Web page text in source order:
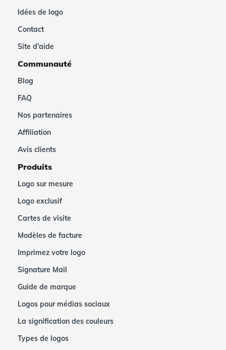
Idées de logo
Contact
Site d'aide
Communauté
Blog
FAQ
Nos partenaires
Affiliation
Avis clients
Produits
Logo sur mesure
Logo exclusif
Cartes de visite
Modèles de facture
Imprimez votre logo
Signature Mail
Guide de marque
Logos pour médias sociaux
La signification des couleurs
Types de logos